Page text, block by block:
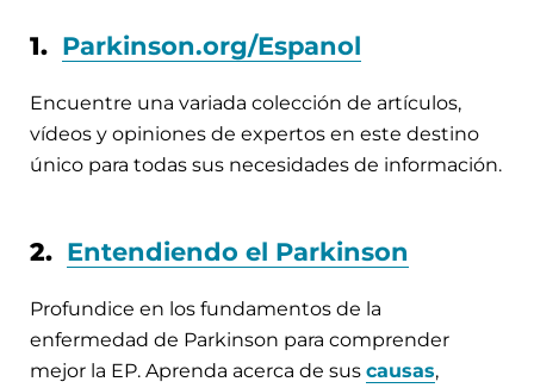
1. Parkinson.org/Espanol
Encuentre una variada colección de artículos,
vídeos y opiniones de expertos en este destino
único para todas sus necesidades de información.
2. Entendiendo el Parkinson
Profundice en los fundamentos de la
enfermedad de Parkinson para comprender
mejor la EP. Aprenda acerca de sus causas,